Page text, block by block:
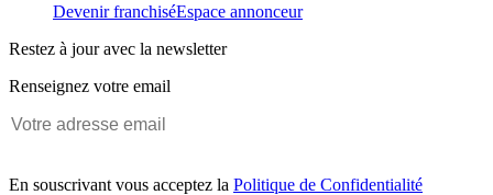
Devenir franchiséEspace annonceur
Restez à jour avec la newsletter
Renseignez votre email
En souscrivant vous acceptez la Politique de Confidentialité